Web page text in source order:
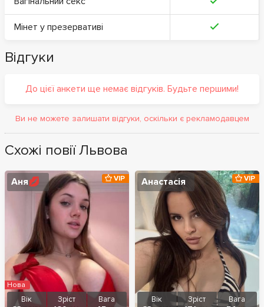
Мінет у презервативі
Відгуки
До цієї анкети ще немає відгуків. Будьте першими!
Ви не можете залишати відгуки, оскільки є рекламодавцем
Схожі повії Львова
Аня💋
Вік
Зріст
Вага
VIP
Нова
Анастасія
Вік
Зріст
Вага
VIP